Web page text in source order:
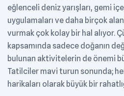
eğlenceli deniz yarışları, gemi
uygulamaları ve daha birçok
vurmak çok kolay bir hal alıyor.
kapsamında sadece doğanın
bulunan aktivitelerin de önemi
Tatilciler mavi turun sonunda;
harikaları olarak büyük bir